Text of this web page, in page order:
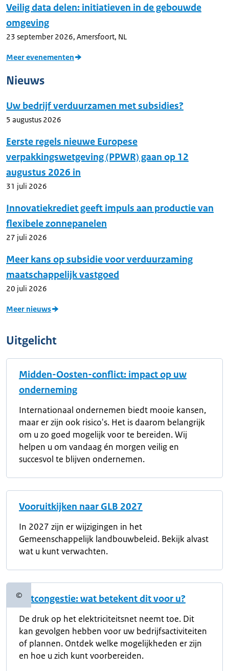
Veilig data delen: initiatieven in de gebouwde
omgeving
23 september 2026, Amersfoort, NL
Meer evenementen
Nieuws
Uw bedrijf verduurzamen met subsidies?
5 augustus 2026
Eerste regels nieuwe Europese
verpakkingswetgeving (PPWR) gaan op 12
augustus 2026 in
31 juli 2026
Innovatiekrediet geeft impuls aan productie van
flexibele zonnepanelen
27 juli 2026
Meer kans op subsidie voor verduurzaming
maatschappelijk vastgoed
20 juli 2026
Meer nieuws
Uitgelicht
Midden-Oosten-conflict: impact op uw
onderneming
Internationaal ondernemen biedt mooie kansen,
maar er zijn ook risico's. Het is daarom belangrijk
om u zo goed mogelijk voor te bereiden. Wij
helpen u om vandaag én morgen veilig en
succesvol te blijven ondernemen.
Vooruitkijken naar GLB 2027
In 2027 zijn er wijzigingen in het
Gemeenschappelijk landbouwbeleid. Bekijk alvast
wat u kunt verwachten.
©Copyrightinformatie
Netcongestie: wat betekent dit voor u?
De druk op het elektriciteitsnet neemt toe. Dit
kan gevolgen hebben voor uw bedrijfsactiviteiten
of plannen. Ontdek welke mogelijkheden er zijn
en hoe u zich kunt voorbereiden.